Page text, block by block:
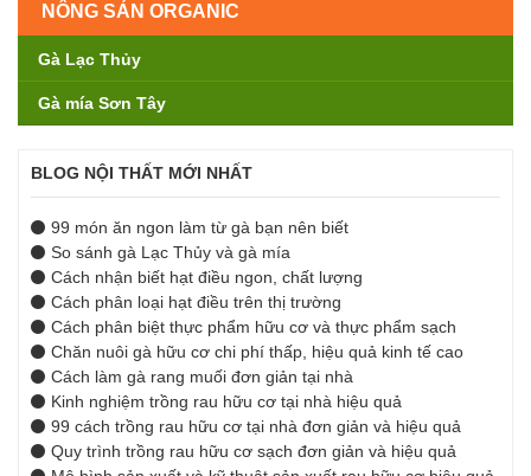
NÔNG SẢN ORGANIC
Gà Lạc Thủy
Gà mía Sơn Tây
BLOG NỘI THẤT MỚI NHẤT
99 món ăn ngon làm từ gà bạn nên biết
So sánh gà Lạc Thủy và gà mía
Cách nhận biết hạt điều ngon, chất lượng
Cách phân loại hạt điều trên thị trường
Cách phân biệt thực phẩm hữu cơ và thực phẩm sạch
Chăn nuôi gà hữu cơ chi phí thấp, hiệu quả kinh tế cao
Cách làm gà rang muối đơn giản tại nhà
Kinh nghiệm trồng rau hữu cơ tại nhà hiệu quả
99 cách trồng rau hữu cơ tại nhà đơn giản và hiệu quả
Quy trình trồng rau hữu cơ sạch đơn giản và hiệu quả